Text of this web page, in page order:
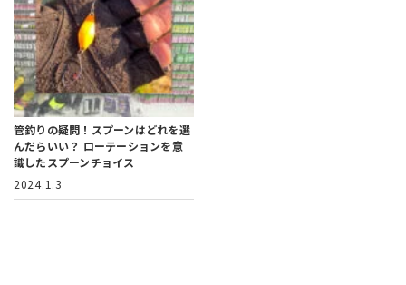
管釣りの疑問！スプーンはどれを選
んだらいい？ ローテーションを意
識したスプーンチョイス
2024.1.3